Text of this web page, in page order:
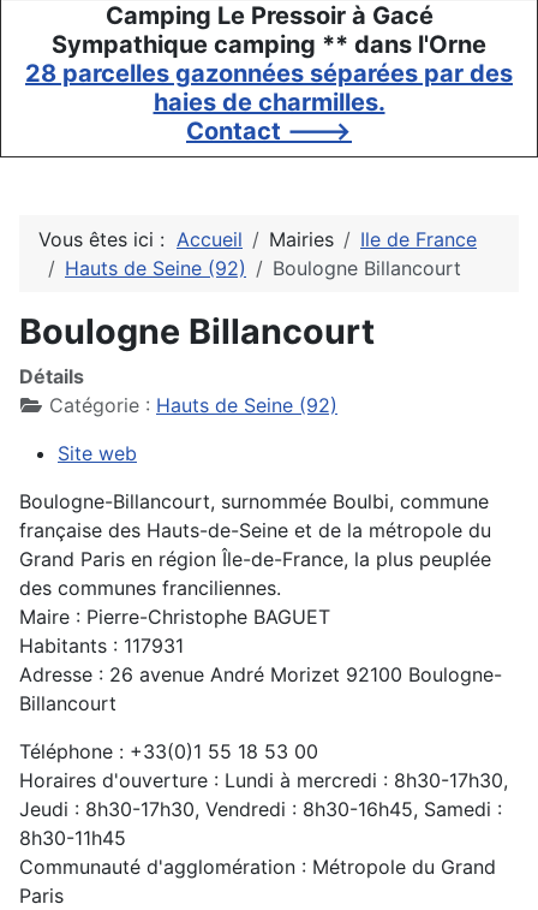
Camping Le Pressoir à Gacé
Sympathique camping ** dans l'Orne
28 parcelles gazonnées séparées par des
haies de charmilles.
Contact --->
Vous êtes ici : Accueil Mairies
Ile de France
Hauts de Seine (92)
Boulogne Billancourt
Boulogne Billancourt
Détails
Catégorie : Hauts de Seine (92)
Site web
Boulogne-Billancourt, surnommée Boulbi, commune
française des Hauts-de-Seine et de la métropole du
Grand Paris en région Île-de-France, la plus peuplée
des communes franciliennes.
Maire : Pierre-Christophe BAGUET
Habitants : 117931
Adresse : 26 avenue André Morizet 92100 Boulogne-
Billancourt
Téléphone : +33(0)1 55 18 53 00
Horaires d'ouverture : Lundi à mercredi : 8h30-17h30,
Jeudi : 8h30-17h30, Vendredi : 8h30-16h45, Samedi :
8h30-11h45
Communauté d'agglomération : Métropole du Grand
Paris